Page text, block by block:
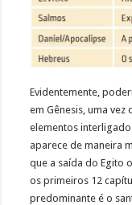
Evidentemente,
em Gênesis, uma
elementos
aparece de maneira
que a saída do Egito
os primeiros 12
predominante é o